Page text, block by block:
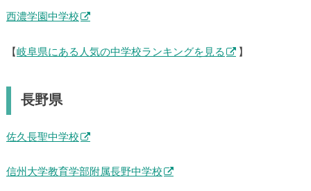
西濃学園中学校
【 岐阜県にある人気の中学校ランキングを見る 】
長野県
佐久長聖中学校
信州大学教育学部附属長野中学校